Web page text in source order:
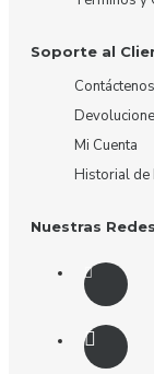
Soporte al
Contáctenos
Mi Cuenta
Historial de
Nuestras Redes